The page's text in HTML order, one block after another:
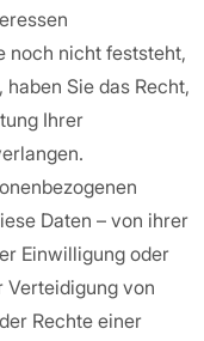
noch nicht feststeht,
Sie das Recht,
Ihrer
Daten – von ihrer
Einwilligung oder
Verteidigung von
Rechte einer